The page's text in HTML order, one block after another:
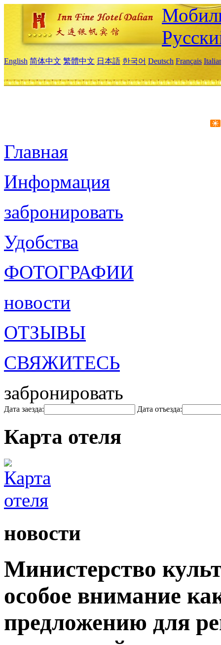
English 简体中文 繁體中文 日本語 한국어 Deutsch Français
Главная
Информация
забронировать
Удобства
ФОТОГРАФИИ
новости
ОТЗЫВЫ
СВЯЖИТЕСЬ
забронировать
Дата заезда: Дата отъезда:
Карта отеля
новости
Министерство
особое внимание
предложению для